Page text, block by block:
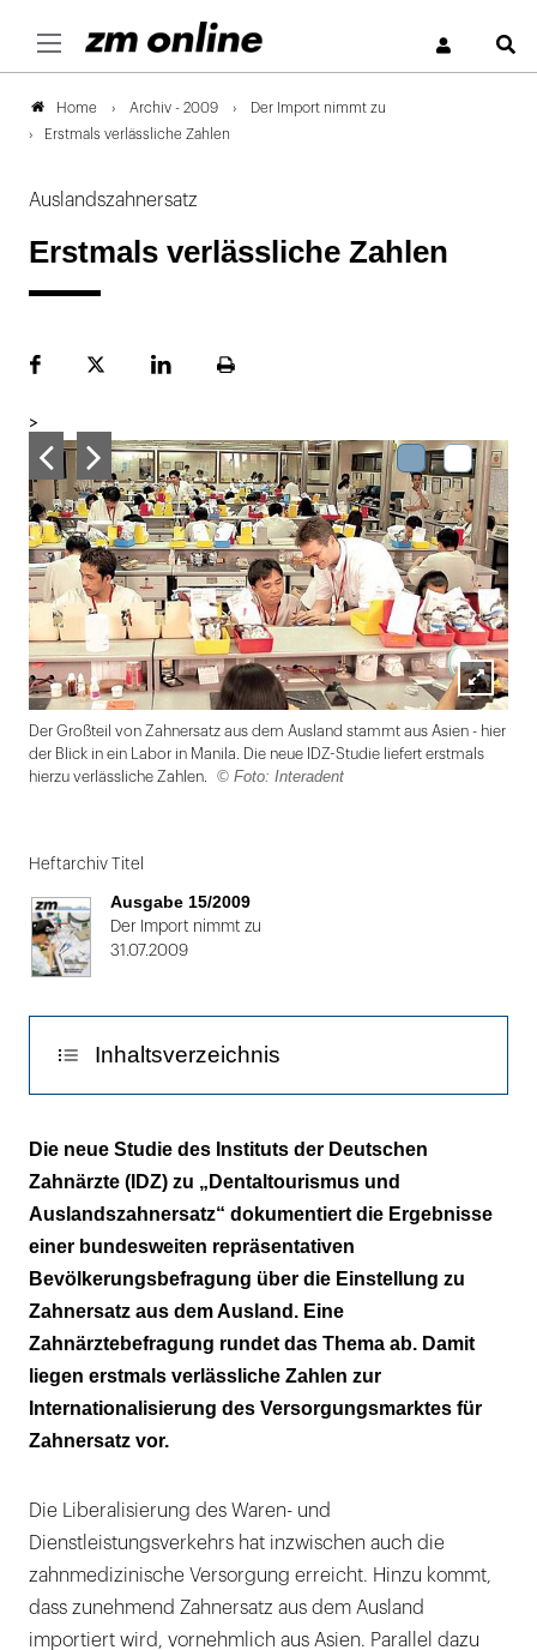
Home Archiv - 2009
Der Import nimmt zu
Erstmals verlässliche Zahlen
Auslandszahnersatz
Erstmals verlässliche Zahlen
FacebookPlattformLinekdInSeite
>
Lightbox
öffnen
Der Großteil von Zahnersatz aus dem Ausland stammt aus Asien - hier
der Blick in ein Labor in Manila. Die neue IDZ-Studie liefert erstmals
hierzu verlässliche Zahlen.
© Foto: Interadent
1
von
2
Heftarchiv Titel
Ausgabe 15/2009
Der Import nimmt zu
31.07.2009
Inhaltsverzeichnis
Trends erkennbar
Methodisches Neuland
Überraschendes Ergebnis
Vertrauen entscheidend
Differenzierte Betrachtung
Neue Verfahren
Die neue Studie des Instituts der Deutschen
Zahnärzte (IDZ) zu „Dentaltourismus und
Auslandszahnersatz“ dokumentiert die Ergebnisse
einer bundesweiten repräsentativen
Bevölkerungsbefragung über die Einstellung zu
Zahnersatz aus dem Ausland. Eine
Zahnärztebefragung rundet das Thema ab. Damit
liegen erstmals verlässliche Zahlen zur
Internationalisierung des Versorgungsmarktes für
Zahnersatz vor.
Die Liberalisierung des Waren- und
Dienstleistungsverkehrs hat inzwischen auch die
zahnmedizinische Versorgung erreicht. Hinzu kommt,
dass zunehmend Zahnersatz aus dem Ausland
importiert wird, vornehmlich aus Asien. Parallel dazu